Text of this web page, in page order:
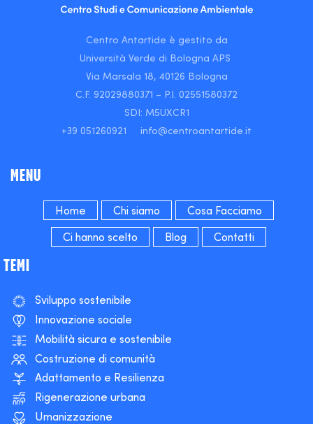
Centro Antartide è gestito da
Università Verde di Bologna APS
Via Marsala 18, 40126 Bologna
C.F. 92029880371 – P.I. 02551580372
SDI: M5UXCR1
+39 051260921 info@centroantartide.it
MENU
Home Chi siamo
Cosa Facciamo
Ci hanno scelto
Blog Contatti
TEMI
Sviluppo sostenibile
Innovazione sociale
Mobilità sicura e sostenibile
Costruzione di comunità
Adattamento e Resilienza
Rigenerazione urbana
Umanizzazione
k a -
e
n
t
i
o
n